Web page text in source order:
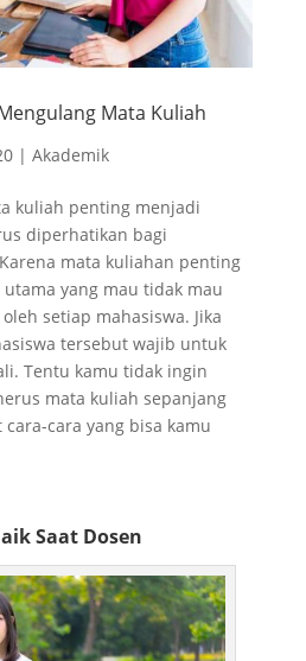
Mata Kuliah
| Akademik
kuliah penting menjadi
diperhatikan bagi
mata kuliahan penting
yang mau tidak mau
setiap mahasiswa. Jika
tersebut wajib untuk
Tentu kamu tidak ingin
mata kuliah sepanjang
cara yang bisa kamu
Saat Dosen